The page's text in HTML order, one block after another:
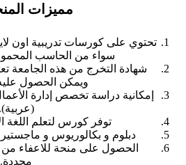
مميزات
تحتوي على كورسات تدريبية اون
سواء من الحاسب
شهادة التخرج من هذه الجامعة
ويمكن الحصول
إمكانية دراسة تخصص إدارة
(عربية).
توفر كورس لتعلم اللغة
دبلوم و بكالوريوس و
الحصول على منحة للاعفاء
محددة.